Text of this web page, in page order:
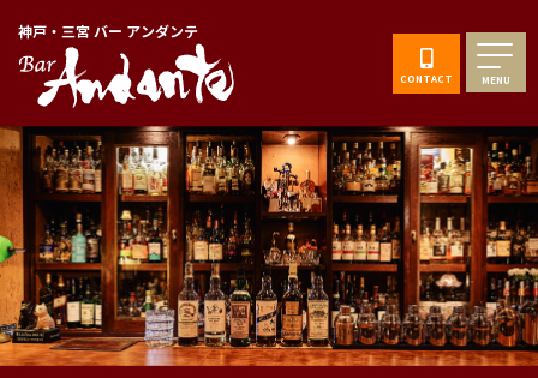
神戸・三宮 バー アンダンテ
CONTACT MENU